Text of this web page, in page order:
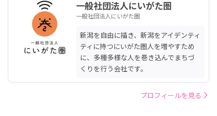
一般社団法人にいがた圏
一般社団法人にいがた圏
新潟を自由に描き、新潟をアイデンティ
ティに持つにいがた圏人を増やすため
に、多種多様な人を巻き込んでまちづ
くりを行う会社です。
プロフィールを見る